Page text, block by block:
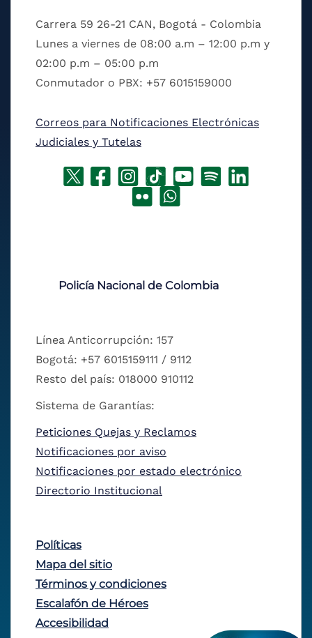
Carrera 59 26-21 CAN, Bogotá - Colombia
Lunes a viernes de 08:00 a.m – 12:00 p.m y
02:00 p.m – 05:00 p.m
Conmutador o PBX: +57 6015159000
Correos para Notificaciones Electrónicas
Judiciales y Tutelas
Policía Nacional de Colombia
Línea Anticorrupción: 157
Bogotá: +57 6015159111 / 9112
Resto del país: 018000 910112
Sistema de Garantías:
Peticiones Quejas y Reclamos
Notificaciones por aviso
Notificaciones por estado electrónico
Directorio Institucional
Políticas
Mapa del sitio
Términos y condiciones
Escalafón de Héroes
Accesibilidad